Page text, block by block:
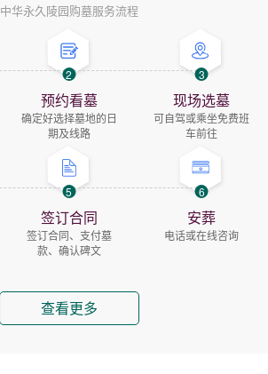
中华永久陵园购墓服务流程
2
预约看墓
确定好选择墓地的日
期及线路
3
现场选墓
可自驾或乘坐免费班
车前往
5
签订合同
签订合同、支付墓
款、确认碑文
6
安葬
电话或在线咨询
查看更多